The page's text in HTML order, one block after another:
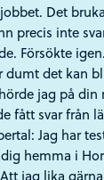
Det
precis inte
Försökte
dumt det kan
jag på
fått svar från
Jag har
hemma i
jag lika